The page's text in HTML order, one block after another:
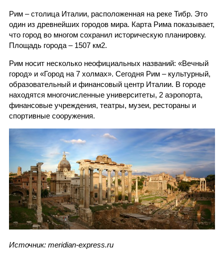
Рим – столица Италии, расположенная на реке Тибр. Это
один из древнейших городов мира. Карта Рима показывает,
что город во многом сохранил историческую планировку.
Площадь города – 1507 км2.
Рим носит несколько неофициальных названий: «Вечный
город» и «Город на 7 холмах». Сегодня Рим – культурный,
образовательный и финансовый центр Италии. В городе
находятся многочисленные университеты, 2 аэропорта,
финансовые учреждения, театры, музеи, рестораны и
спортивные сооружения.
Источник: meridian-express.ru